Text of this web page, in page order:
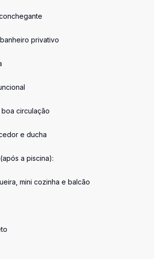
privativo
circulação
e ducha
a piscina):
mini cozinha e balcão